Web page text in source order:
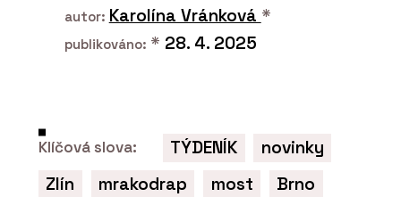
autor: Karolína Vránková *
publikováno: * 28. 4. 2025
Klíčová slova: TÝDENÍK
novinky
Zlín
mrakodrap most
Brno